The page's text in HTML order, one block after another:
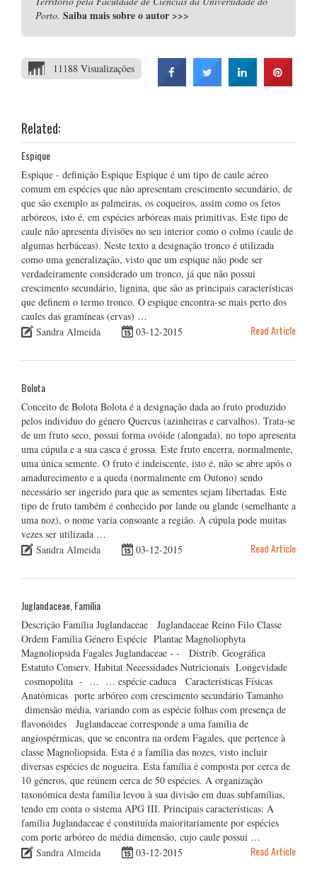
Porto. Saiba mais sobre o autor >>>
11188 Visualizações
Related:
Espique
Espique - definição Espique Espique é um tipo de caule aéreo
comum em espécies que não apresentam crescimento secundário, de
que são exemplo as palmeiras, os coqueiros, assim como os fetos
arbóreos, isto é, em espécies arbóreas mais primitivas. Este tipo de
caule não apresenta divisões no seu interior como o colmo (caule de
algumas herbáceas). Neste texto a designação tronco é utilizada
como uma generalização, visto que um espique não pode ser
verdadeiramente considerado um tronco, já que não possui
crescimento secundário, lignina, que são as principais características
que definem o termo tronco. O espique encontra-se mais perto dos
caules das gramíneas (ervas) …
Sandra Almeida
03-12-2015 Read Article
Bolota
Conceito de Bolota Bolota é a designação dada ao fruto produzido
pelos individuo do género Quercus (azinheiras e carvalhos). Trata-se
de um fruto seco, possui forma ovóide (alongada), no topo apresenta
uma cúpula e a sua casca é grossa. Este fruto encerra, normalmente,
uma única semente. O fruto é indeiscente, isto é, não se abre após o
amadurecimento e a queda (normalmente em Outono) sendo
necessário ser ingerido para que as sementes sejam libertadas. Este
tipo de fruto também é conhecido por lande ou glande (semelhante a
uma noz), o nome varia consoante a região. A cúpula pode muitas
vezes ser utilizada …
Sandra Almeida
03-12-2015 Read Article
Juglandaceae, Família
Descrição Família Juglandaceae Juglandaceae Reino Filo Classe
Ordem Família Género Espécie Plantae Magnoliophyta
Magnoliopsida Fagales Juglandaceae - - Distrib. Geográfica
Estatuto Conserv. Habitat Necessidades Nutricionais Longevidade
cosmopolita - … … espécie caduca Características Físicas
Anatómicas porte arbóreo com crescimento secundário Tamanho
dimensão média, variando com as espécie folhas com presença de
flavonóides Juglandaceae corresponde a uma família de
angiospérmicas, que se encontra na ordem Fagales, que pertence à
classe Magnoliopsida. Esta é a família das nozes, visto incluir
diversas espécies de nogueira. Esta família é composta por cerca de
10 géneros, que reúnem cerca de 50 espécies. A organização
taxonómica desta família levou à sua divisão em duas subfamílias,
tendo em conta o sistema APG III. Principais características: A
família Juglandaceae é constituída maioritariamente por espécies
com porte arbóreo de média dimensão, cujo caule possui …
Sandra Almeida
03-12-2015 Read Article